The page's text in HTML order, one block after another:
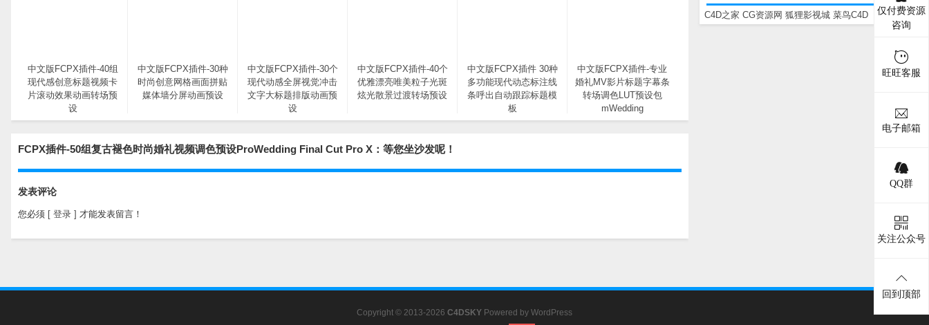
C4D之家 CG资源网 狐狸影视城 菜鸟C4D
中文版FCPX插件-40组
现代感创意标题视频卡
片滚动效果动画转场预
设
中文版FCPX插件-30种
时尚创意网格画面拼贴
媒体墙分屏动画预设
中文版FCPX插件-30个
现代动感全屏视觉冲击
文字大标题排版动画预
设
中文版FCPX插件-40个
优雅漂亮唯美粒子光斑
炫光散景过渡转场预设
中文版FCPX插件 30种
多功能现代动态标注线
条呼出自动跟踪标题模
板
中文版FCPX插件-专业
婚礼MV影片标题字幕条
转场调色LUT预设包
mWedding
FCPX插件-50组复古褪色时尚婚礼视频调色预设ProWedding Final Cut Pro X：等您坐沙发呢！
发表评论
您必须 [ 登录 ] 才能发表留言！
仅付费资源
咨询
旺旺客服
电子邮箱
QQ群
关注公众号
回到顶部
Copyright © 2013-2026 C4DSKY Powered by WordPress